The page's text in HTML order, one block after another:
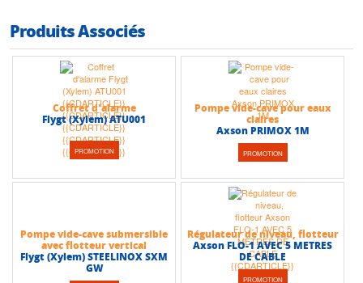
Produits Associés
PROMOTION
Coffret d'alarme
Flygt (Xylem) ATU001
PROMOTION
Pompe vide-cave pour eaux
claires
Axson PRIMOX 1M
Pompe vide-cave submersible
avec flotteur vertical
Flygt (Xylem) STEELINOX SXM
GW
PROMOTION
Régulateur de niveau, flotteur
Axson FLO-1 AVEC 5 METRES
DE CABLE